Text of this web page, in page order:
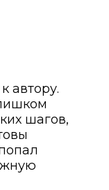
автору.
шагов,